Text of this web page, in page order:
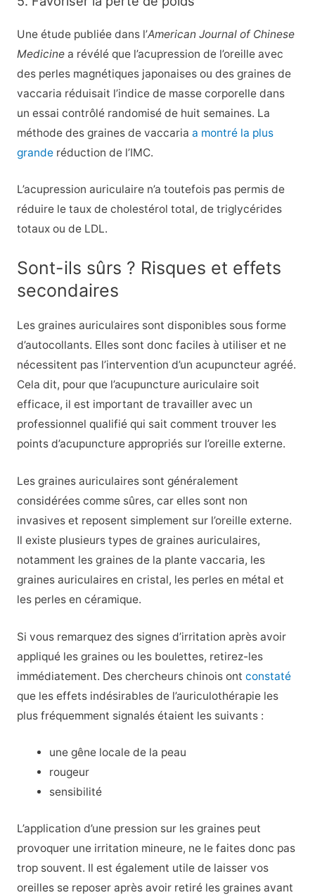
Une étude publiée dans l’American Journal of Chinese
Medicinea révélé que l’acupression de l’oreille avec
des perles magnétiques japonaises ou des graines de
vaccaria réduisait l’indice de masse corporelle dans
un essai contrôlé randomisé de huit semaines. La
méthode des graines de vaccaria a montré la plus
granderéduction de l’IMC.
L’acupression auriculaire n’a toutefois pas permis de
réduire le taux de cholestérol total, de triglycérides
totaux ou de LDL.
Sont-ils sûrs ? Risques et effets
secondaires
Les graines auriculaires sont disponibles sous forme
d’autocollants. Elles sont donc faciles à utiliser et ne
nécessitent pas l’intervention d’un acupuncteur agréé.
Cela dit, pour que l’acupuncture auriculaire soit
efficace, il est important de travailler avec un
professionnel qualifié qui sait comment trouver les
points d’acupuncture appropriés sur l’oreille externe.
Les graines auriculaires sont généralement
considérées comme sûres, car elles sont non
invasives et reposent simplement sur l’oreille externe.
Il existe plusieurs types de graines auriculaires,
notamment les graines de la plante vaccaria, les
graines auriculaires en cristal, les perles en métal et
les perles en céramique.
Si vous remarquez des signes d’irritation après avoir
appliqué les graines ou les boulettes, retirez-les
immédiatement. Des chercheurs chinois ont constaté
que les effets indésirables de l’auriculothérapie les
plus fréquemment signalés étaient les suivants :
une gêne locale de la peau
rougeur
sensibilité
L’application d’une pression sur les graines peut
provoquer une irritation mineure, ne le faites donc pas
trop souvent. Il est également utile de laisser vos
oreilles se reposer après avoir retiré les graines avant